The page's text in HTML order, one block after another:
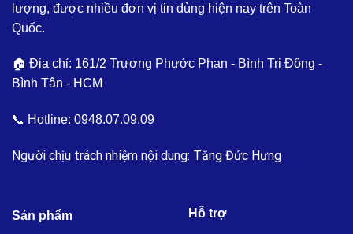
lượng, được nhiều đơn vị tin dùng hiện nay trên Toàn
Quốc.
🏠 Địa chỉ: 161/2 Trương Phước Phan - Bình Trị Đông -
Bình Tân - HCM
📞 Hotline: 0948.07.09.09
Người chịu trách nhiệm nội dung: Tăng Đức Hưng
Sản phẩm Hỗ trợ